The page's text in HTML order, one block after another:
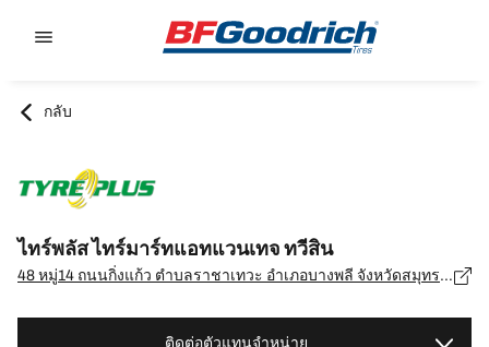
กลับ
ไทร์พลัส ไทร์มาร์ทแอทแวนเทจ ทวีสิน
48 หมู่14 ถนนกิ่งแก้ว ตำบลราชาเทวะ อำเภอบางพลี จังหวัดสมุทรปราการ 10540, สมุทรปราการ - 10540
ติดต่อตัวแทนจำหน่าย